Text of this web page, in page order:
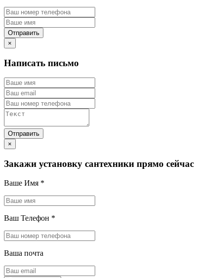
×
Написать письмо
×
Закажи установку сантехники прямо сейчас
Ваше Имя *
Ваш Телефон *
Ваша почта